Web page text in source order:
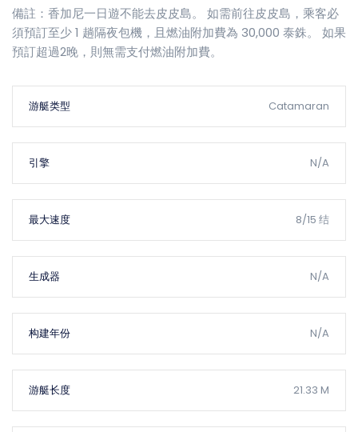
備註：香加尼一日遊不能去皮皮島。 如需前往皮皮島，乘客必
須預訂至少 1 趟隔夜包機，且燃油附加費為 30,000 泰銖。 如果
預訂超過2晚，則無需支付燃油附加費。
游艇类型 Catamaran
引擎 N/A
最大速度 8/15 结
生成器 N/A
构建年份 N/A
游艇长度 21.33 M